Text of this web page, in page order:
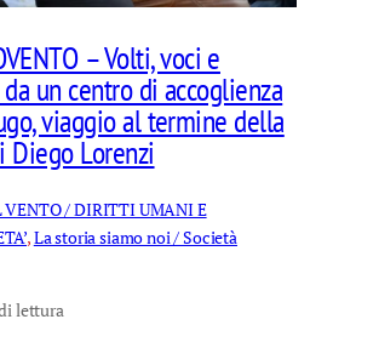
– Volti, voci e
un centro di accoglienza
viaggio al termine della
Diego Lorenzi
VENTO / DIRITTI UMANI E
, La storia siamo noi / Società
lettura